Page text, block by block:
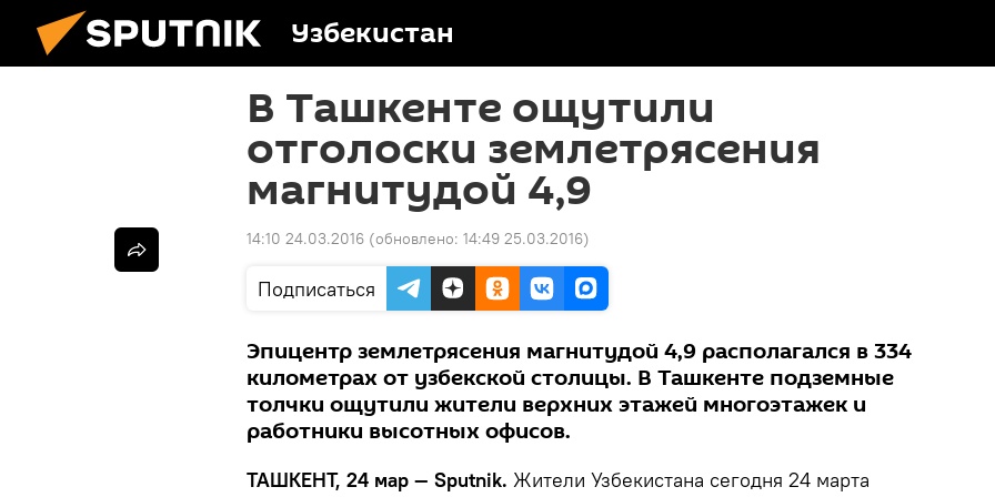
Узбекистан
В Ташкенте ощутили
отголоски землетрясения
магнитудой 4,9
14:10 24.03.2016 (обновлено: 14:49 25.03.2016)
Подписаться
Эпицентр землетрясения магнитудой 4,9 располагался в 334
километрах от узбекской столицы. В Ташкенте подземные
толчки ощутили жители верхних этажей многоэтажек и
работники высотных офисов.
ТАШКЕНТ, 24 мар — Sputnik. Жители Узбекистана сегодня 24 марта